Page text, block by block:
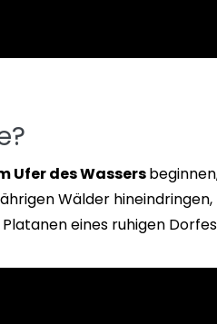
Ufer des Wassers
Wälder hineindringen,
eines ruhigen